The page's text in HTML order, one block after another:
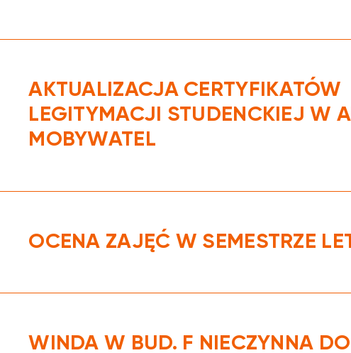
AKTUALIZACJA CERTYFIKATÓW
LEGITYMACJI STUDENCKIEJ W
MOBYWATEL
OCENA ZAJĘĆ W SEMESTRZE
WINDA W BUD. F NIECZYNNA DO